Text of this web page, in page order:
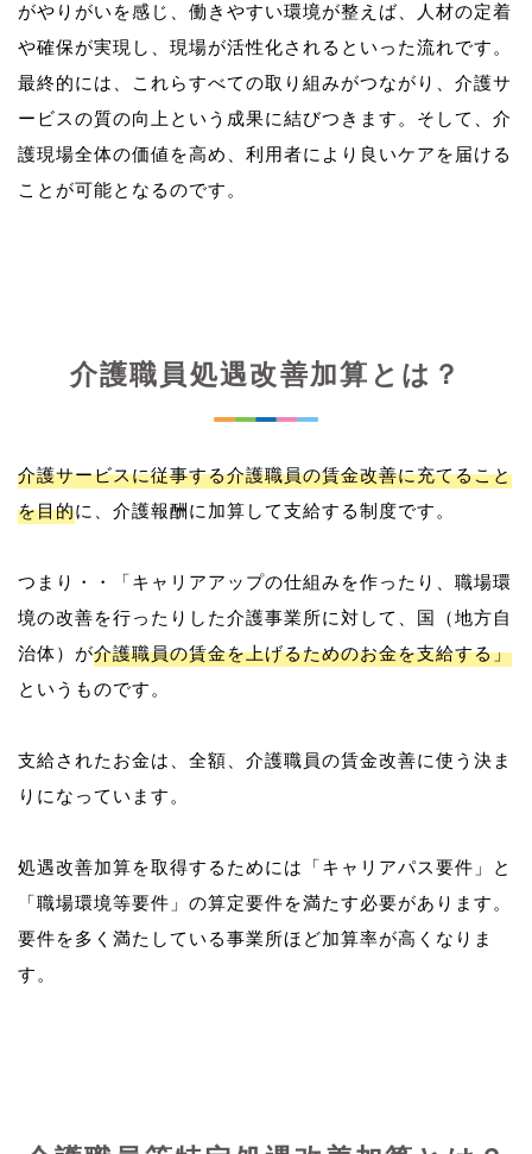
がやりがいを感じ、働きやすい環境が整えば、人材の定着
や確保が実現し、現場が活性化されるといった流れです。
最終的には、これらすべての取り組みがつながり、介護サ
ービスの質の向上という成果に結びつきます。そして、介
護現場全体の価値を高め、利用者により良いケアを届ける
介護職員処遇改善加算とは？
介護サービスに従事する介護職員の賃金改善に充てること
を目的に、介護報酬に加算して支給する制度です。
つまり・・「キャリアアップの仕組みを作ったり、職場環
境の改善を行ったりした介護事業所に対して、国（地方自
治体）が介護職員の賃金を上げるためのお金を支給する」
というものです。
支給されたお金は、全額、介護職員の賃金改善に使う決ま
りになっています。
処遇改善加算を取得するためには「キャリアパス要件」と
「職場環境等要件」の算定要件を満たす必要があります。
要件を多く満たしている事業所ほど加算率が高くなりま
す。